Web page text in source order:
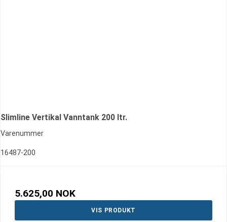
Slimline Vertikal Vanntank 200 ltr.
Varenummer
16487-200
5.625,00 NOK
VIS PRODUKT